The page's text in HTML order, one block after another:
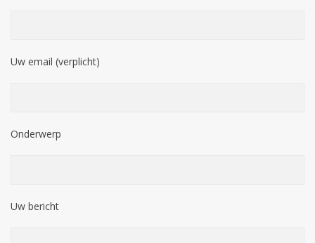
Uw email (verplicht)
Onderwerp
Uw bericht